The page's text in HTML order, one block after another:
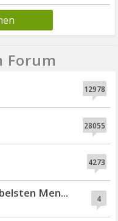
Forum
12978
28055
4273
4
Men...